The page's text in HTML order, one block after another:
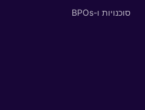
סוכנויות ו-BPOs